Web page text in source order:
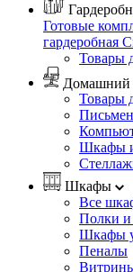
Готовые
гардеробная
Товары
Домашний
Товары
Шкафы
Шкафы
Все
Полки
Шкафы
Пеналы